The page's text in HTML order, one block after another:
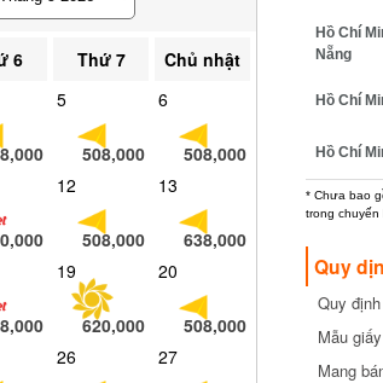
6 Thứ 7
Chủ nhật
5
508,000
6
508,000
12
508,000
13
638,000
19
620,000
20
508,000
26 27
Hồ Chí
Nẵng
Hồ Chí
Hồ Chí
* Chưa bao
trong chuyến
Quy
Quy
cần biết
Mẫu
Mang